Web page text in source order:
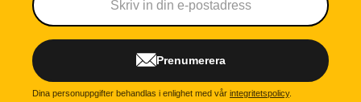
Prenumerera
Dina personuppgifter behandlas i enlighet med vår integritetspolicy.